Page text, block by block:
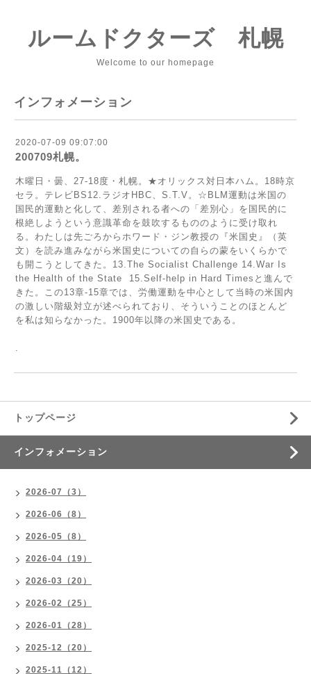
ルームドクターズ 札幌
Welcome to our homepage
インフォメーション
2020-07-09 09:07:00
200709札幌。
木曜日・曇、27-18度・札幌。★オリックス対日本ハム。18時京
セラ。テレビBS12.ラジオHBC、S.T.V。☆BLM運動は米国の
国民的運動と化して、差別される者への「差別心」を国民的に
根絶しようという意識革命を鼓吹するもののように受け取れ
る。わたしは先ごろからホワード・ジン教授の『米国史』（英
文）を読み進みながら米国史についての自らの蒙をいくらかで
も開こうとしてきた。13.The Socialist Challenge 14.War Is
the Health of the State 15.Self‐help in Hard Timesと進んで
きた。この13章-15章では、労働運動を中心として当時の米国内
の激しい階級対立が述べられており、そういうことのほとんど
を私は知らなかった。1900年以降の米国史である。
.
トップページ
インフォメーション
2026-07（3）
2026-06（8）
2026-05（8）
2026-04（19）
2026-03（20）
2026-02（25）
2026-01（28）
2025-12（20）
2025-11（12）